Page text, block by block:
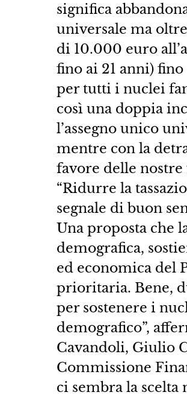
significa
universale ma
di 10.000 euro
fino ai 21 anni)
per tutti i nuclei
così una doppia
l’assegno unico
mentre con la
favore delle nostre
“Ridurre la
segnale di buon
Una proposta che
demografica,
ed economica del
prioritaria. Bene,
per sostenere i
demografico”,
Cavandoli, Giulio
Commissione
ci sembra la